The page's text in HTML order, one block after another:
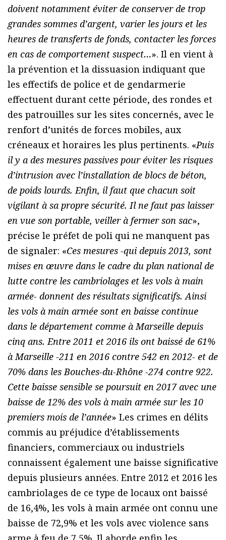
doivent notamment éviter de conserver de trop
grandes sommes d’argent, varier les jours et les
heures de transferts de fonds, contacter les forces
en cas de comportement suspect…». Il en vient à
la prévention et la dissuasion indiquant que
les effectifs de police et de gendarmerie
effectuent durant cette période, des rondes et
des patrouilles sur les sites concernés, avec le
renfort d’unités de forces mobiles, aux
créneaux et horaires les plus pertinents. «Puis
il y a des mesures passives pour éviter les risques
d’intrusion avec l’installation de blocs de béton,
de poids lourds. Enfin, il faut que chacun soit
vigilant à sa propre sécurité. Il ne faut pas laisser
en vue son portable, veiller à fermer son sac»,
précise le préfet de poli qui ne manquent pas
de signaler: «Ces mesures -qui depuis 2013, sont
mises en œuvre dans le cadre du plan national de
lutte contre les cambriolages et les vols à main
armée- donnent des résultats significatifs. Ainsi
les vols à main armée sont en baisse continue
dans le département comme à Marseille depuis
cinq ans. Entre 2011 et 2016 ils ont baissé de 61%
à Marseille -211 en 2016 contre 542 en 2012- et de
70% dans les Bouches-du-Rhône -274 contre 922.
Cette baisse sensible se poursuit en 2017 avec une
baisse de 12% des vols à main armée sur les 10
premiers mois de l’année» Les crimes en délits
commis au préjudice d’établissements
financiers, commerciaux ou industriels
connaissent également une baisse significative
depuis plusieurs années. Entre 2012 et 2016 les
cambriolages de ce type de locaux ont baissé
de 16,4%, les vols à main armée ont connu une
baisse de 72,9% et les vols avec violence sans